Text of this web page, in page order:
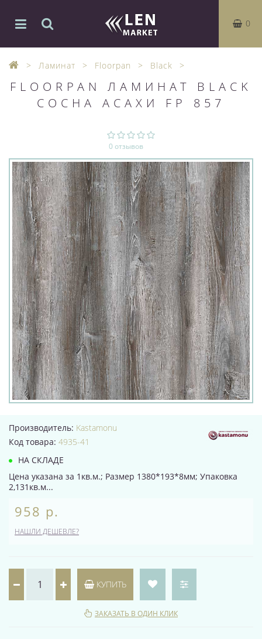
0
Ламинат Floorpan Black
FLOORPAN ЛАМИНАТ BLACK
СОСНА АСАХИ FP 857
0 отзывов
Производитель: Kastamonu
Код товара: 4935-41
НА СКЛАДЕ
Цена указана за 1кв.м.; Размер 1380*193*8мм; Упаковка
2,131кв.м...
958 р.
НАШЛИ ДЕШЕВЛЕ?
КУПИТЬ
ЗАКАЗАТЬ В ОДИН КЛИК